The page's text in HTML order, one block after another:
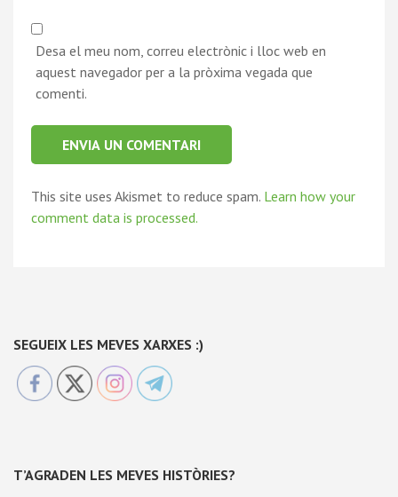
Desa el meu nom, correu electrònic i lloc web en
aquest navegador per a la pròxima vegada que
comenti.
This site uses Akismet to reduce spam. Learn how your
comment data is processed.
SEGUEIX LES MEVES XARXES :)
T’AGRADEN LES MEVES HISTÒRIES?